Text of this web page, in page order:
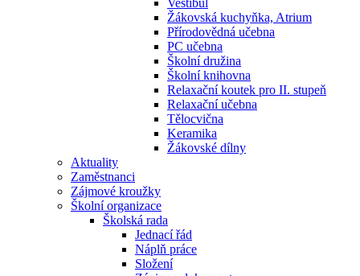
Vestibul
Žákovská kuchyňka, Atrium
Přírodovědná učebna
PC učebna
Školní družina
Školní knihovna
Relaxační koutek pro II. stupeň
Relaxační učebna
Tělocvična
Keramika
Žákovské dílny
Aktuality
Zaměstnanci
Zájmové kroužky
Školní organizace
Školská rada
Jednací řád
Náplň práce
Složení